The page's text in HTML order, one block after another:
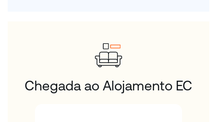
Chegada ao Alojamento EC